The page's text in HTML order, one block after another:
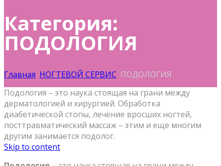
Категория:
ПОДОЛОГИЯ
Главная НОГТЕВОЙ СЕРВИС ПОДОЛОГИЯ
Подология – это наука стоящая на грани между
дерматологией и хирургией. Обработка
диабетической стопы, лечение вросших ногтей,
посттравматический массаж – этим и еще многим
другим занимается подолог.
Skip to content